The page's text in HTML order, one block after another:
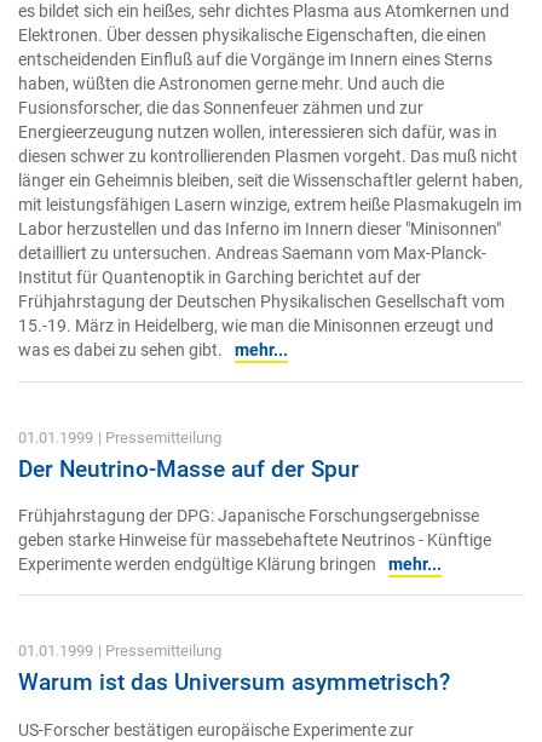
es bildet sich ein heißes, sehr dichtes Plasma aus Atomkernen und
Elektronen. Über dessen physikalische Eigenschaften, die einen
entscheidenden Einfluß auf die Vorgänge im Innern eines Sterns
haben, wüßten die Astronomen gerne mehr. Und auch die
Fusionsforscher, die das Sonnenfeuer zähmen und zur
Energieerzeugung nutzen wollen, interessieren sich dafür, was in
diesen schwer zu kontrollierenden Plasmen vorgeht. Das muß nicht
länger ein Geheimnis bleiben, seit die Wissenschaftler gelernt haben,
mit leistungsfähigen Lasern winzige, extrem heiße Plasmakugeln im
Labor herzustellen und das Inferno im Innern dieser "Minisonnen"
detailliert zu untersuchen. Andreas Saemann vom Max-Planck-
Institut für Quantenoptik in Garching berichtet auf der
Frühjahrstagung der Deutschen Physikalischen Gesellschaft vom
15.-19. März in Heidelberg, wie man die Minisonnen erzeugt und
was es dabei zu sehen gibt.
mehr...
01.01.1999 | Pressemitteilung
Der Neutrino-Masse auf der Spur
Frühjahrstagung der DPG: Japanische Forschungsergebnisse
geben starke Hinweise für massebehaftete Neutrinos - Künftige
Experimente werden endgültige Klärung bringen
mehr...
01.01.1999 | Pressemitteilung
Warum ist das Universum asymmetrisch?
US-Forscher bestätigen europäische Experimente zur